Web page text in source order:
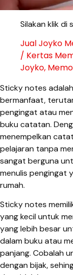
Silakan klik di
Jual Joyko
/ Kertas
Joyko,
Sticky notes
bermanfaat,
pengingat atau
buku catatan.
menempelkan
pelajaran tanpa
sangat berguna
menulis pengingat
rumah.
Sticky notes
yang kecil untuk
yang lebih besar
dalam buku atau
panjang. Cobalah
dengan bijak,